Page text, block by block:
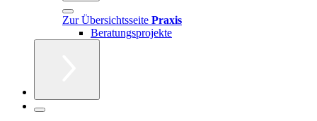
Zur Übersichtsseite Praxis
Beratungsprojekte